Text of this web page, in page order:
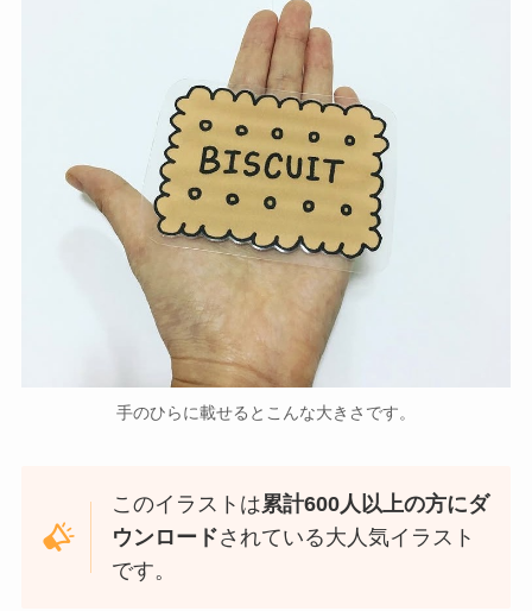
手のひらに載せるとこんな大きさです。
このイラストは累計600人以上の方にダ
ウンロードされている大人気イラスト
です。